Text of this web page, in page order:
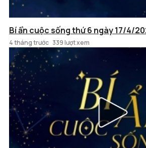
Bí ẩn cuộc sống thứ 6 ngày 17/4/
4 tháng trước 339 lượt xem